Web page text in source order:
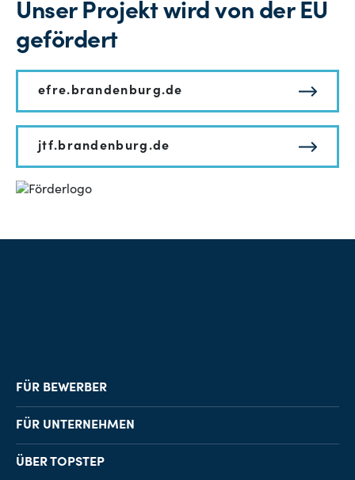
Unser Projekt wird von der EU
gefördert
efre.brandenburg.de
jtf.brandenburg.de
FÜR BEWERBER
Job-Finder
Karriereberatung
FÜR UNTERNEHMEN
Personalvermittlung
ÜBER TOPSTEP